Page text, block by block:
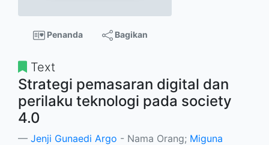
Penanda Bagikan
Text
Strategi pemasaran digital dan
perilaku teknologi pada society
4.0
Jenji Gunaedi Argo - Nama Orang; Miguna